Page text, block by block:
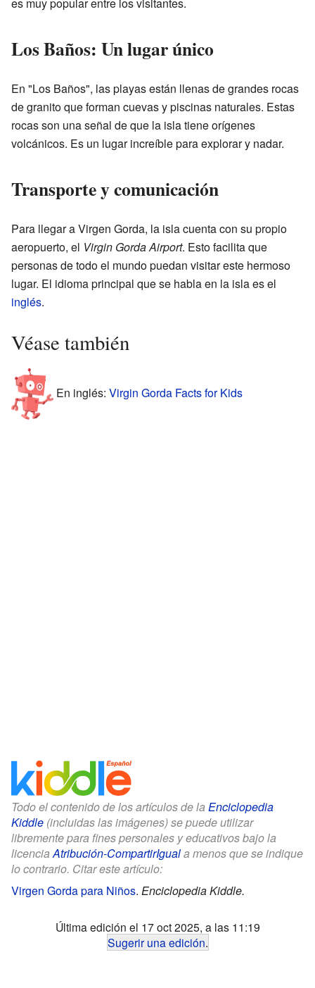
Los Baños: Un lugar único
En "Los Baños", las playas están llenas de grandes rocas
de granito que forman cuevas y piscinas naturales. Estas
rocas son una señal de que la isla tiene orígenes
volcánicos. Es un lugar increíble para explorar y nadar.
Transporte y comunicación
Para llegar a Virgen Gorda, la isla cuenta con su propio
aeropuerto, el Virgin Gorda Airport. Esto facilita que
personas de todo el mundo puedan visitar este hermoso
lugar. El idioma principal que se habla en la isla es el
inglés.
Véase también
En inglés: Virgin Gorda Facts for Kids
Todo el contenido de los artículos de la Enciclopedia
Kiddle (incluidas las imágenes) se puede utilizar
libremente para fines personales y educativos bajo la
licenciaAtribución-CompartirIguala menos que se indique
lo contrario. Citar este artículo:
Virgen Gorda para Niños. Enciclopedia Kiddle.
Última edición el 17 oct 2025, a las 11:19
Sugerir una edición.